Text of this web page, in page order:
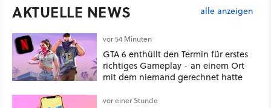
AKTUELLE NEWS alle anzeigen
vor 54 Minuten
GTA 6 enthüllt den Termin für erstes
richtiges Gameplay - an einem Ort
mit dem niemand gerechnet hatte
vor einer Stunde